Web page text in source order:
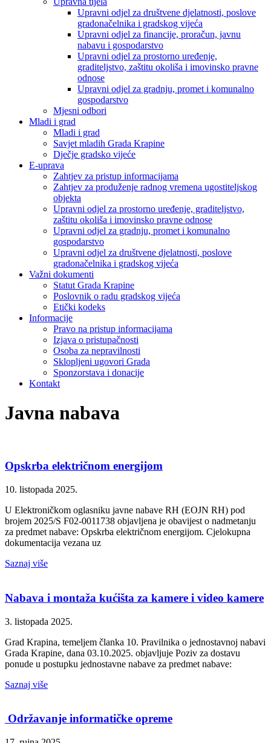
Upravni odjel za društvene djelatnosti, poslove
gradonačelnika i gradskog vijeća
Upravni odjel za financije, proračun, javnu
nabavu i gospodarstvo
Upravni odjel za prostorno uređenje,
graditeljstvo, zaštitu okoliša i imovinsko pravne
odnose
Upravni odjel za gradnju, promet i komunalno
gospodarstvo
Mjesni odbori
Mladi i grad
Mladi i grad
Savjet mladih Grada Krapine
Dječje gradsko vijeće
E-uprava
Zahtjev za pristup informacijama
Zahtjev za produženje radnog vremena ugostiteljskog
objekta
Upravni odjel za prostorno uređenje, graditeljstvo,
zaštitu okoliša i imovinsko pravne odnose
Upravni odjel za gradnju, promet i komunalno
gospodarstvo
Upravni odjel za društvene djelatnosti, poslove
gradonačelnika i gradskog vijeća
Važni dokumenti
Statut Grada Krapine
Poslovnik o radu gradskog vijeća
Etički kodeks
Informacije
Pravo na pristup informacijama
Izjava o pristupačnosti
Osoba za nepravilnosti
Sklopljeni ugovori Grada
Sponzorstava i donacije
Kontakt
Javna nabava
Opskrba električnom energijom
10. listopada 2025.
U Elektroničkom oglasniku javne nabave RH (EOJN RH) pod
brojem 2025/S F02-0011738 objavljena je obavijest o nadmetanju
za predmet nabave: Opskrba električnom energijom. Cjelokupna
dokumentacija vezana uz
Saznaj više
Nabava i montaža kućišta za kamere i video kamere
3. listopada 2025.
Grad Krapina, temeljem članka 10. Pravilnika o jednostavnoj nabavi
Grada Krapine, dana 03.10.2025. objavljuje Poziv za dostavu
ponude u postupku jednostavne nabave za predmet nabave:
Saznaj više
Održavanje informatičke opreme